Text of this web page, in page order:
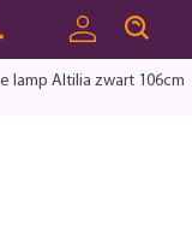
lamp Altilia zwart 106cm